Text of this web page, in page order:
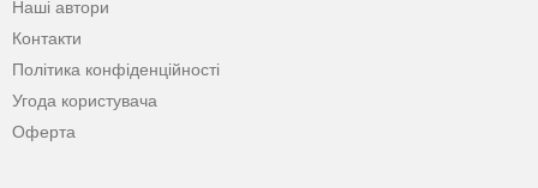
Наші автори
Контакти
Політика конфіденційності
Угода користувача
Оферта